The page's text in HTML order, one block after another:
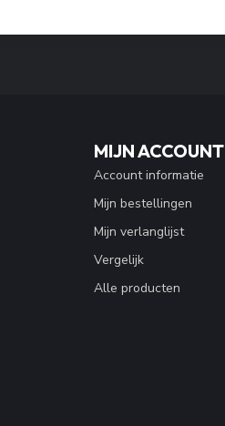
MIJN ACCOUNT
Account informatie
Mijn bestellingen
Mijn verlanglijst
Vergelijk
Alle producten